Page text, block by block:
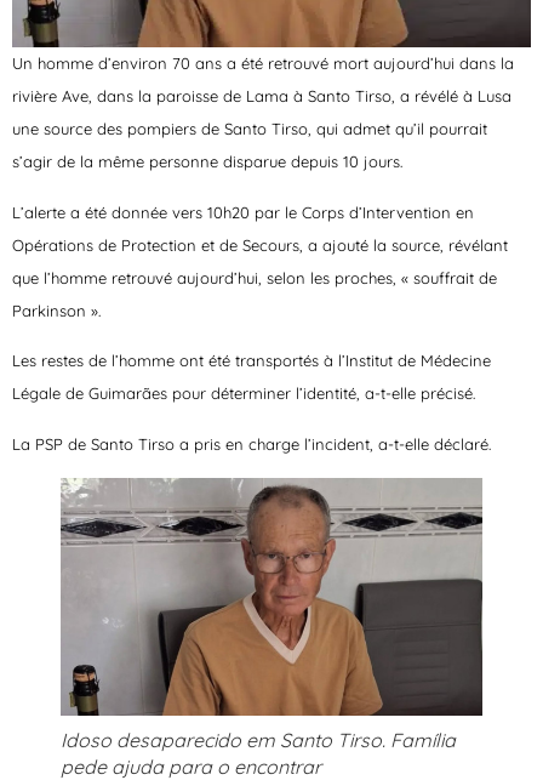
Un homme d’environ 70 ans a été retrouvé mort aujourd’hui dans la
rivière Ave, dans la paroisse de Lama à Santo Tirso, a révélé à Lusa
une source des pompiers de Santo Tirso, qui admet qu’il pourrait
s’agir de la même personne disparue depuis 10 jours.
L’alerte a été donnée vers 10h20 par le Corps d’Intervention en
Opérations de Protection et de Secours, a ajouté la source, révélant
que l’homme retrouvé aujourd’hui, selon les proches, « souffrait de
Parkinson ».
Les restes de l’homme ont été transportés à l’Institut de Médecine
Légale de Guimarães pour déterminer l’identité, a-t-elle précisé.
La PSP de Santo Tirso a pris en charge l’incident, a-t-elle déclaré.
Idoso desaparecido em Santo Tirso. Família
pede ajuda para o encontrar